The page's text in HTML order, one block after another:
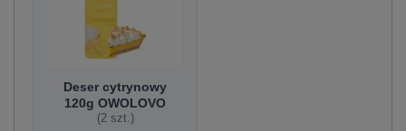
Deser cytrynowy
120g OWOLOVO
(2szt.)